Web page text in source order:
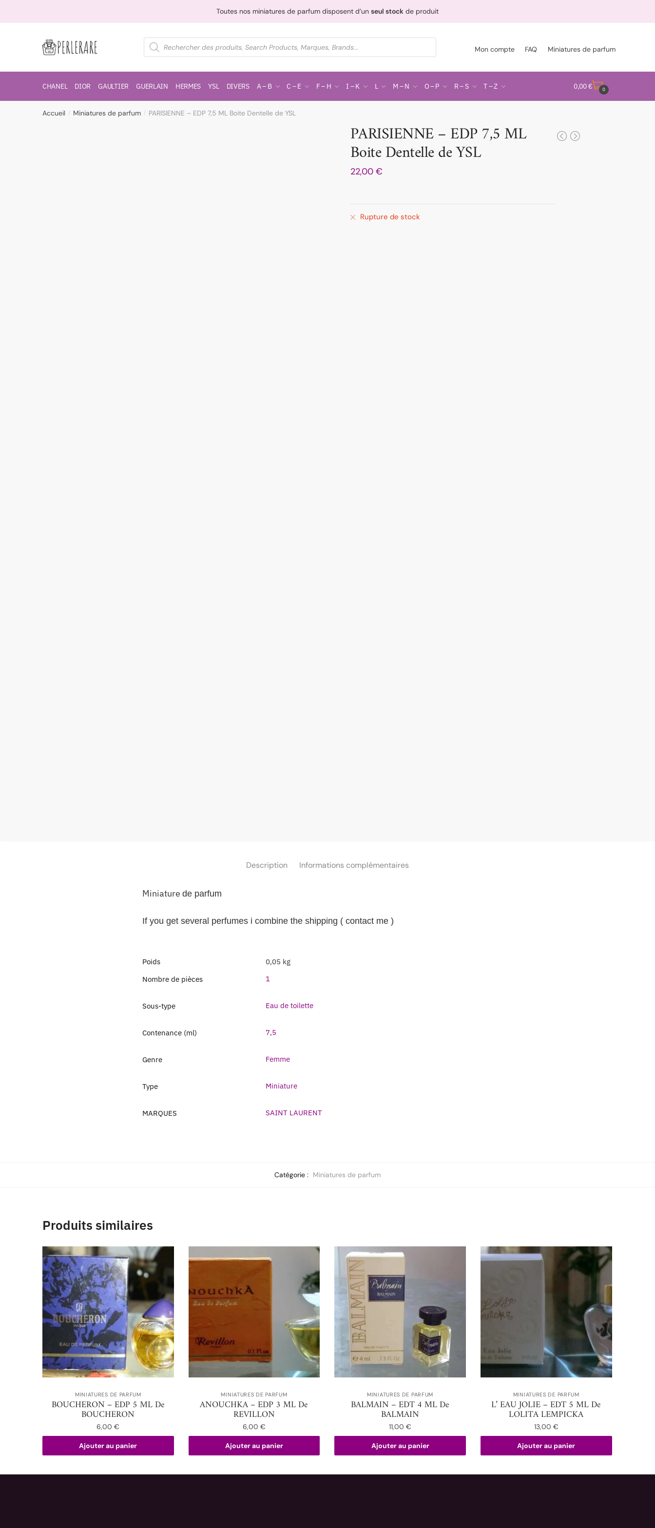
Toutes nos miniatures de parfum disposent d’un seul stock de produit
Mon compte FAQ Miniatures de parfum
CHANEL DIOR GAULTIER GUERLAIN HERMES YSL DIVERS A – B C – E F – H I – K L M – N O – P R – S T – Z 0,00 € 0
Accueil / Miniatures de parfum / PARISIENNE – EDP 7,5 ML Boite Dentelle de YSL
PARISIENNE – EDP 7,5 ML
Boite Dentelle de YSL
22,00 €
Rupture de stock
Description Informations complémentaires
Miniaturede parfum
If you get several perfumes i combine the shipping ( contact me )
Poids
0,05 kg
Nombre de pièces
1
Sous-type Eau de toilette
Contenance (ml) 7,5
Genre Femme
Type Miniature
MARQUES SAINT LAURENT
Catégorie : Miniatures de parfum
Produits similaires
MINIATURES DE PARFUM
BOUCHERON – EDP 5 ML De
BOUCHERON
6,00€
Ajouter au panier
MINIATURES DE PARFUM
ANOUCHKA – EDP 3 ML De
REVILLON
6,00 €
Ajouter au panier
MINIATURES DE PARFUM
BALMAIN – EDT 4 ML De
BALMAIN
11,00€
Ajouter au panier
MINIATURES DE PARFUM
L’ EAU JOLIE – EDT 5 ML De
LOLITA LEMPICKA
13,00 €
Ajouter au panier